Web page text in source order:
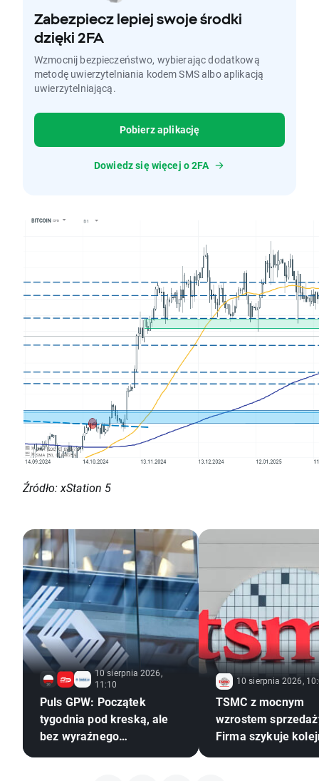
Zabezpiecz lepiej swoje środki
dzięki 2FA
Wzmocnij bezpieczeństwo, wybierając dodatkową
metodę uwierzytelniania kodem SMS albo aplikacją
uwierzytelniającą.
Pobierz aplikację
Dowiedz się więcej o 2FA
Źródło: xStation 5
10 sierpnia 2026,
11:10
Puls GPW: Początek
tygodnia pod kreską, ale
bez wyraźnego
10 sierpnia 2026,
TSMC z mocnym
wzrostem
Firma szykuje